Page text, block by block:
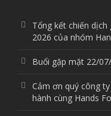
Tổng kết chiến dịch
2026 của nhóm
Buổi gặp mặt 22/
Cảm ơn quý công
hành cùng Hands